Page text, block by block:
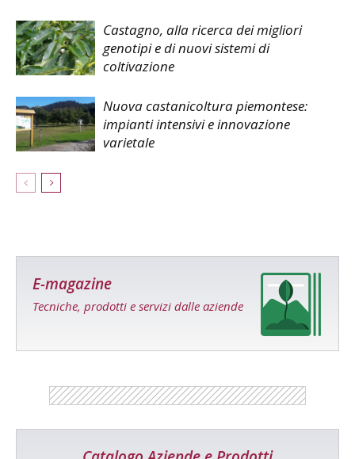
Castagno, alla ricerca dei migliori
genotipi e di nuovi sistemi di
coltivazione
Nuova castanicoltura piemontese:
impianti intensivi e innovazione
varietale
E-magazine
Tecniche, prodotti e servizi dalle aziende